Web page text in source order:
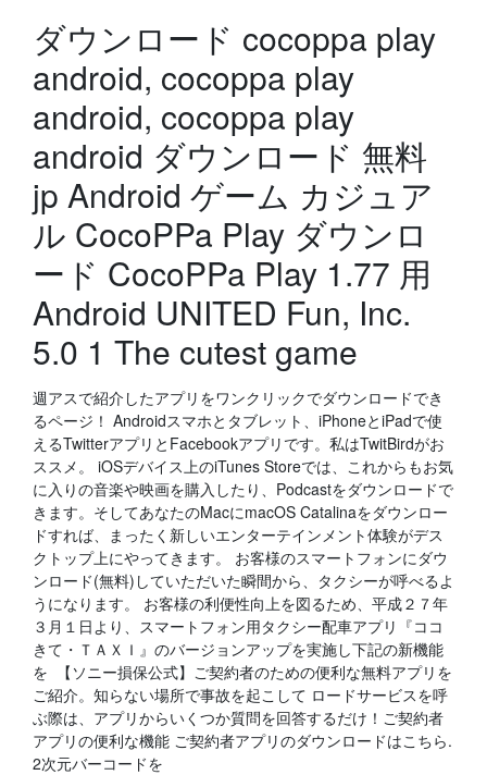
ダウンロード cocoppa play
android, cocoppa play
android, cocoppa play
android ダウンロード 無料
jp Android ゲーム カジュア
ル CocoPPa Play ダウンロ
ード CocoPPa Play 1.77 用
Android UNITED Fun, Inc.
5.0 1 The cutest game
週アスで紹介したアプリをワンクリックでダウンロードでき
るページ！ Androidスマホとタブレット、iPhoneとiPadで使
えるTwitterアプリとFacebookアプリです。私はTwitBirdがお
ススメ。 iOSデバイス上のiTunes Storeでは、これからもお気
に入りの音楽や映画を購入したり、Podcastをダウンロードで
きます。そしてあなたのMacにmacOS Catalinaをダウンロー
ドすれば、まったく新しいエンターテインメント体験がデス
クトップ上にやってきます。 お客様のスマートフォンにダウ
ンロード(無料)していただいた瞬間から、タクシーが呼べるよ
うになります。 お客様の利便性向上を図るため、平成２７年
３月１日より、スマートフォン用タクシー配車アプリ『ココ
きて・ＴＡＸＩ』のバージョンアップを実施し下記の新機能
を 【ソニー損保公式】ご契約者のための便利な無料アプリを
ご紹介。知らない場所で事故を起こして ロードサービスを呼
ぶ際は、アプリからいくつか質問を回答するだけ！ご契約者
アプリの便利な機能 ご契約者アプリのダウンロードはこちら.
2次元バーコードを